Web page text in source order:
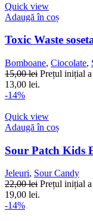
Quick view
Adaugă în coș
Toxic Waste
Bomboane, Ciocolate,
15,00lei Prețul inițial
13,00 lei.
-14%
Quick view
Adaugă în coș
Sour Patch Kids
Jeleuri, Sour Candy
22,00lei Prețul inițial
19,00 lei.
-14%